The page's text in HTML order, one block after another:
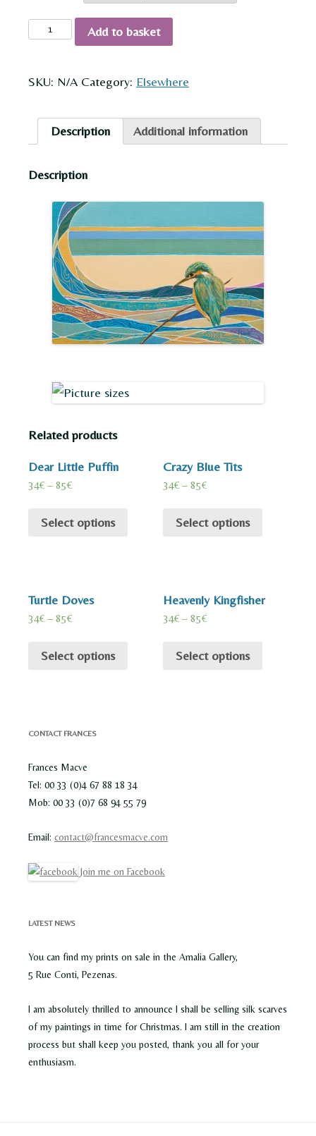
Little
Add to basket
SKU: N/A Category: Elsewhere
Description Additional information
Description
Related products
Dear Little Puffin
34€ – 85€
Select options
Crazy Blue Tits
34€ –85€
Select options
Turtle Doves
34€ – 85€
Select options
Heavenly Kingfisher
34€ –85€
Select options
CONTACT FRANCES
Frances Macve
Tel: 00 33 (0)4 67 88 18 34
Mob: 00 33 (0)7 68 94 55 79
Email: contact@francesmacve.com
Join me on Facebook
LATEST NEWS
You can find my prints on sale in the Amalia Gallery,
5 Rue Conti, Pezenas.
I am absolutely thrilled to announce I shall be selling silk scarves
of my paintings in time for Christmas. I am still in the creation
process but shall keep you posted, thank you all for your
enthusiasm.